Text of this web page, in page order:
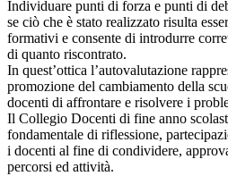
Individuare punti di forza e punti di
se ciò che è stato realizzato risulta
formativi e consente di introdurre
di quanto riscontrato.
In quest’ottica l’autovalutazione
promozione del cambiamento della
docenti di affrontare e risolvere i
Il Collegio Docenti di fine anno
fondamentale di riflessione,
i docenti al fine di condividere,
percorsi ed attività.